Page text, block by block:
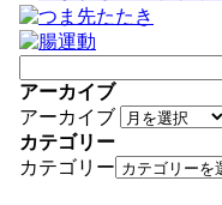
アーカイブ
アーカイブ
カテゴリー
カテゴリー